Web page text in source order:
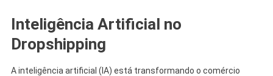
Inteligência Artificial no
Dropshipping
A inteligência artificial (IA) está transformando o comércio